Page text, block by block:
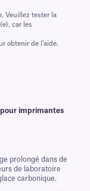
Veuillez tester la
car les
obtenir de l'aide.
imprimantes
prolongé dans de
de laboratoire
carbonique.